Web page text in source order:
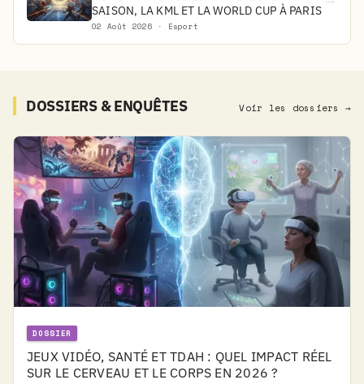
SAISON, LA KML ET LA WORLD CUP À PARIS
02 Août 2026 · Esport
DOSSIERS & ENQUÊTES Voir les dossiers →
DOSSIER
JEUX VIDÉO, SANTÉ ET TDAH : QUEL IMPACT RÉEL
SUR LE CERVEAU ET LE CORPS EN 2026 ?